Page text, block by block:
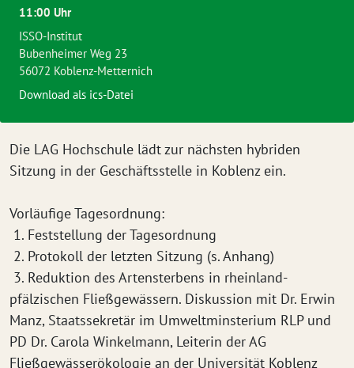
Die LAG Hochschule lädt zur nächsten hybriden
Sitzung in der Geschäftsstelle in Koblenz ein.
Vorläufige Tagesordnung:
1. Feststellung der Tagesordnung
2. Protokoll der letzten Sitzung (s. Anhang)
3. Reduktion des Artensterbens in rheinland-
pfälzischen Fließgewässern. Diskussion mit Dr. Erwin
Manz, Staatssekretär im Umweltminsterium RLP und
PD Dr. Carola Winkelmann, Leiterin der AG
Fließgewässerökologie an der Universität Koblenz
11:00 Uhr
ISSO-Institut
Bubenheimer Weg 23
56072 Koblenz-Metternich
Download als ics-Datei